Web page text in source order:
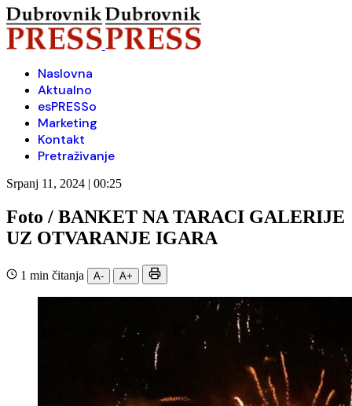
Naslovna
Aktualno
esPRESSo
Marketing
Kontakt
Pretraživanje
Srpanj 11, 2024 | 00:25
Foto / BANKET NA TARACI GALERIJE
UZ OTVARANJE IGARA
1 min čitanja A- A+